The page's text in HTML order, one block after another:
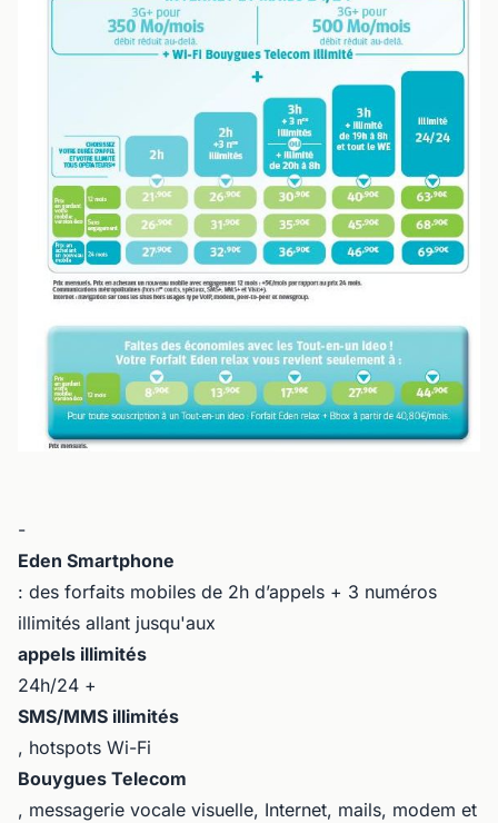
-
Eden Smartphone
: des forfaits mobiles de 2h d’appels + 3 numéros
illimités allant jusqu'aux
appels illimités
24h/24 +
SMS/MMS illimités
, hotspots Wi-Fi
Bouygues Telecom
, messagerie vocale visuelle, Internet, mails, modem et